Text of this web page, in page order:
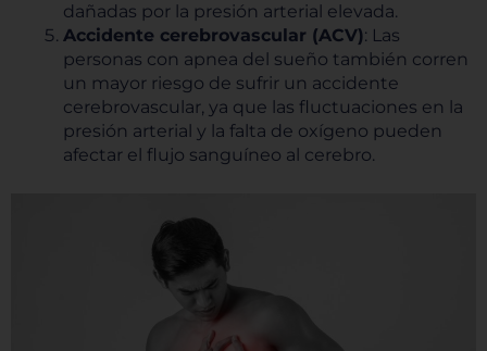
dañadas por la presión arterial elevada.
Accidente cerebrovascular (ACV): Las
personas con apnea del sueño también corren
un mayor riesgo de sufrir un accidente
cerebrovascular, ya que las fluctuaciones en la
presión arterial y la falta de oxígeno pueden
afectar el flujo sanguíneo al cerebro.